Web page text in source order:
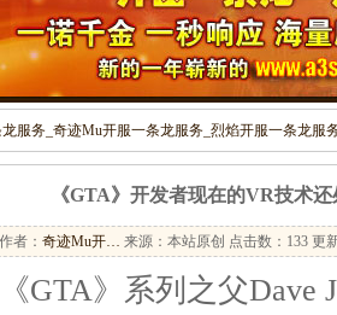
服务_奇迹Mu开服一条龙服务_烈焰开服一条龙服
《GTA》开发者现在的VR技术
作者： 奇迹Mu开… 来源：本站原创 点击数： 133 更
》系列之父Dave